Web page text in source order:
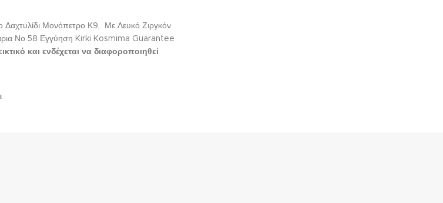
Δαχτυλίδι Μονόπετρο Κ9, Με Λευκό Ζιργκόν
Νο 58 Εγγύηση Kirki Kosmima Guarantee
και ενδέχεται να διαφοροποιηθεί
το νούμερο σας είναι διαφορετικό από